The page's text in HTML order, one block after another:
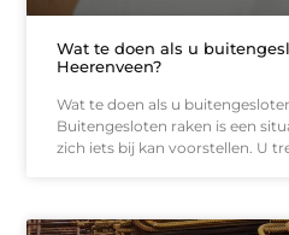
Wat te doen als u
Heerenveen?
Wat te doen als u
Buitengesloten raken is een
zich iets bij kan voorstellen. U